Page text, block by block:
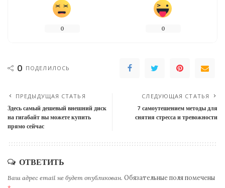
0 0
0 ПОДЕЛИЛОСЬ
ПРЕДЫДУЩАЯ СТАТЬЯ
Здесь самый дешевый внешний диск
на гигабайт вы можете купить
прямо сейчас
СЛЕДУЮЩАЯ СТАТЬЯ
7 самоутешением методы для
снятия стресса и тревожности
ОТВЕТИТЬ
Ваш адрес email не будет опубликован. Обязательные поля помечены